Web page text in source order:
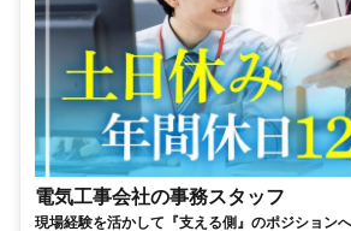
電気工事会社の事務スタッフ
現場経験を活かして『支える側』のポジション